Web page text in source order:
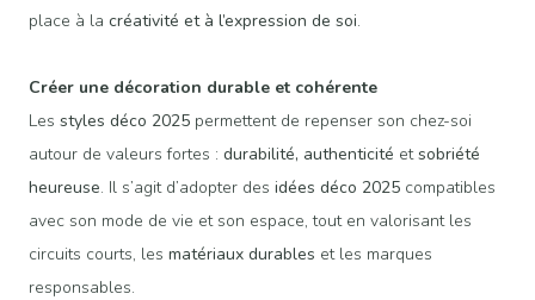
place à la créativité et à l’expression de soi.
Créer une décoration durable et cohérente
Les styles déco 2025 permettent de repenser son chez-soi
autour de valeurs fortes : durabilité, authenticité etsobriété
heureuse. Il s’agit d’adopter des idées déco 2025 compatibles
avec son mode de vie et son espace, tout en valorisant les
circuits courts, les matériaux durables et les marques
responsables.